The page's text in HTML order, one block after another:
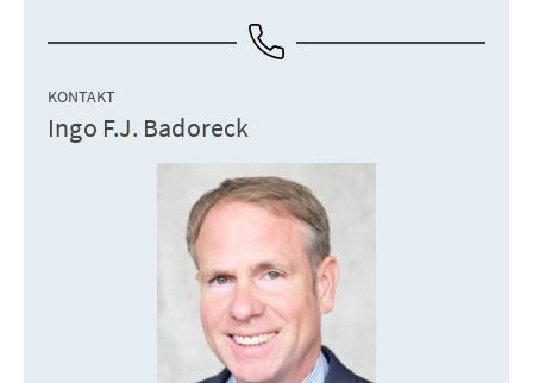
KONTAKT
Ingo F.J. Badoreck